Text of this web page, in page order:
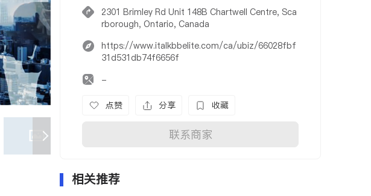
2301 Brimley Rd Unit 148B Chartwell Centre, Sca
rborough, Ontario, Canada
https://www.italkbbelite.com/ca/ubiz/66028fbf
31d531db74f6656f
-
点赞 分享 收藏
联系商家
相关推荐